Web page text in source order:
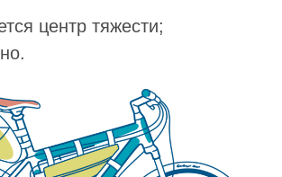
центр тяжести;